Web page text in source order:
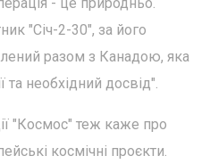
"Січ-2-30", за його
разом з Канадою, яка
та необхідний досвід".
"Космос" теж каже про
космічні проєкти.